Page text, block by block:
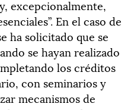
y, excepcionalmente,
En el caso de
ha solicitado que se
se hayan realizado
los créditos
con seminarios y
mecanismos de